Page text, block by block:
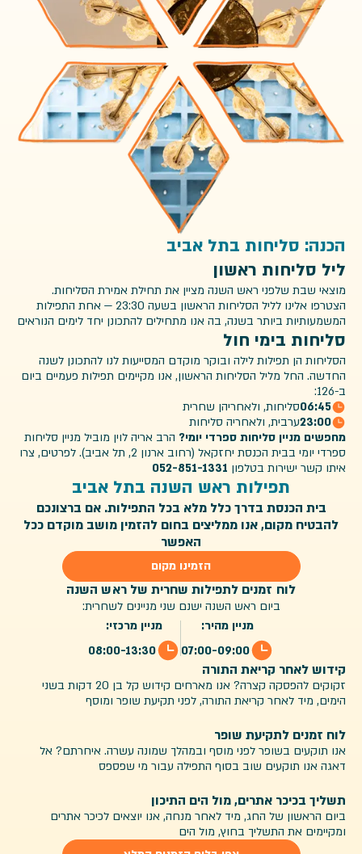
הכנה: סליחות בתל אביב
ליל סליחות ראשון
מוצאי שבת שלפני ראש השנה מציין את תחילת אמירת הסליחות.
הצטרפו אלינו לליל הסליחות הראשון בשעה 23:30 — אחת התפילות
המשמעותיות ביותר בשנה, בה אנו מתחילים להתכונן יחד לימים הנוראים
סליחות בימי חול
הסליחות הן תפילות לילה ובוקר מוקדם המסייעות לנו להתכונן לשנה
החדשה. החל מליל הסליחות הראשון, אנו מקיימים תפילות פעמיים ביום
ב-126:
06:45סליחות, ולאחריהן שחרית
23:00ערבית, ולאחריה סליחות
מחפשים מניין סליחות ספרדי יומי? הרב אריה לוין מוביל מניין סליחות
ספרדי יומי בבית הכנסת יחזקאל (רחוב ארנון 2, תל אביב). לפרטים, צרו
איתו קשר ישירות בטלפון 052-851-1331
תפילות ראש השנה בתל אביב
בית הכנסת בדרך כלל מלא בכל התפילות. אם ברצונכם
להבטיח מקום, אנו ממליצים בחום להזמין מושב מוקדם ככל
האפשר
הזמינו מקום
לוח זמנים לתפילות שחרית של ראש השנה
ביום ראש השנה ישנם שני מניינים לשחרית:
מניין מהיר:
07:00-09:00
מניין מרכזי:
08:00-13:30
קידוש לאחר קריאת התורה
זקוקים להפסקה קצרה? אנו מארחים קידוש קל בן 20 דקות בשני
הימים, מיד לאחר קריאת התורה, לפני תקיעת שופר ומוסף
לוח זמנים לתקיעת שופר
אנו תוקעים בשופר לפני מוסף ובמהלך שמונה עשרה. איחרתם? אל
דאגה אנו תוקעים שוב בסוף התפילה עבור מי שפספס
תשליך בכיכר אתרים, מול הים התיכון
ביום הראשון של החג, מיד לאחר מנחה, אנו יוצאים לכיכר אתרים
ומקיימים את התשליך בחוץ, מול הים